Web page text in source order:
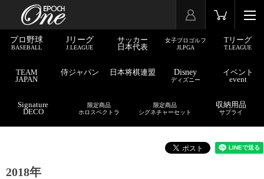
プロ野球
BASEBALL
Jリーグ
J.LEAGUE
サッカー
日本代表
女子プロゴルフ
JLPGA
Tリーグ
T.LEAGUE
TEAM
JAPAN
侍ジャパン 日本将棋連盟 Disney
ディズニー
イベント
event
Signature
DECO
限定商品
ホロスペクトラ
限定商品
シグネチャーセット
収納用品
サプライ
2018年